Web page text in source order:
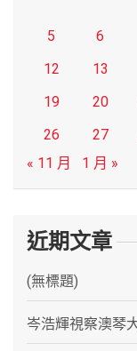
5
6
12
13
19
20
26
27
« 11 月
1 月 »
近期文章
(無標題)
岑浩輝視察澳琴